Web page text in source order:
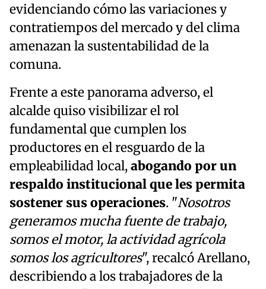
evidenciando cómo las variaciones y
contratiempos del mercado y del clima
amenazan la sustentabilidad de la
comuna.
Frente a este panorama adverso, el
alcalde quiso visibilizar el rol
fundamental que cumplen los
productores en el resguardo de la
empleabilidad local,abogando por un
respaldo institucional que les permita
sostener sus operaciones. "Nosotros
generamos mucha fuente de trabajo,
somos el motor, la actividad agrícola
somos los agricultores", recalcó Arellano,
describiendo a los trabajadores de la